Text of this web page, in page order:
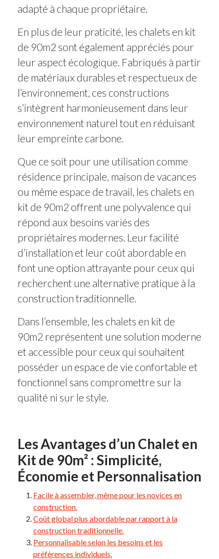
adapté à chaque propriétaire.
En plus de leur praticité, les chalets en kit
de 90m2 sont également appréciés pour
leur aspect écologique. Fabriqués à partir
de matériaux durables et respectueux de
l’environnement, ces constructions
s’intègrent harmonieusement dans leur
environnement naturel tout en réduisant
leur empreinte carbone.
Que ce soit pour une utilisation comme
résidence principale, maison de vacances
ou même espace de travail, les chalets en
kit de 90m2 offrent une polyvalence qui
répond aux besoins variés des
propriétaires modernes. Leur facilité
d’installation et leur coût abordable en
font une option attrayante pour ceux qui
recherchent une alternative pratique à la
construction traditionnelle.
Dans l’ensemble, les chalets en kit de
90m2 représentent une solution moderne
et accessible pour ceux qui souhaitent
posséder un espace de vie confortable et
fonctionnel sans compromettre sur la
qualité ni sur le style.
Les Avantages d’un Chalet en
Kit de 90m² : Simplicité,
Économie et Personnalisation
Facile à assembler, même pour les novices en
construction.
Coût global plus abordable par rapport à la
construction traditionnelle.
Personnalisable selon les besoins et les
préférences individuels.